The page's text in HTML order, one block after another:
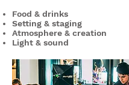
Food & drinks
Setting & staging
Atmosphere & creation
Light & sound